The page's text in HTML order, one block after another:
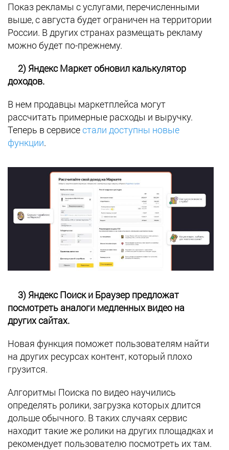
Показ рекламы с услугами, перечисленными
выше, с августа будет ограничен на территории
России. В других странах размещать рекламу
можно будет по-прежнему.
2) Яндекс Маркет обновил калькулятор
доходов.
В нем продавцы маркетплейса могут
рассчитать примерные расходы и выручку.
Теперь в сервисестали доступны новые
функции.
3) Яндекс Поиск и Браузер предложат
посмотреть аналоги медленных видео на
других сайтах.
Новая функция поможет пользователям найти
на других ресурсах контент, который плохо
грузится.
Алгоритмы Поиска по видео научились
определять ролики, загрузка которых длится
дольше обычного. В таких случаях сервис
находит такие же ролики на других площадках и
рекомендует пользователю посмотреть их там.